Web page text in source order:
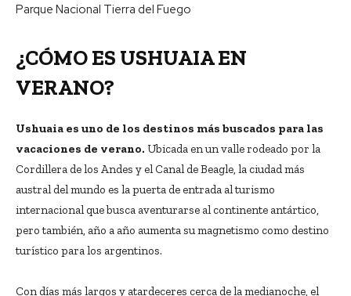
Parque Nacional Tierra del Fuego
¿CÓMO ES USHUAIA EN
VERANO?
Ushuaia es uno de los destinos más buscados para las
vacaciones de verano. Ubicada en un valle rodeado por la
Cordillera de los Andes y el Canal de Beagle, la ciudad más
austral del mundo es la puerta de entrada al turismo
internacional que busca aventurarse al continente antártico,
pero también, año a año aumenta su magnetismo como destino
turístico para los argentinos.
Con días más largos y atardeceres cerca de la medianoche, el